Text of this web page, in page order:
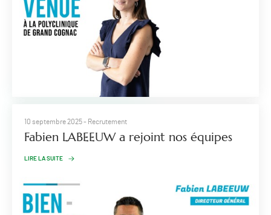
10 septembre 2025- Recrutement
Fabien LABEEUW a rejoint nos équipes
LIRE LA SUITE